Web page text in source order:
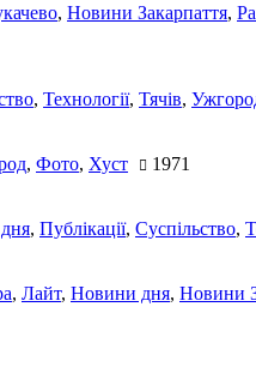
, Новини Закарпаття,
, Технології, Тячів,
, Фото, Хуст 1971
, Публікації, Суспільство,
, Лайт, Новини дня, Новини